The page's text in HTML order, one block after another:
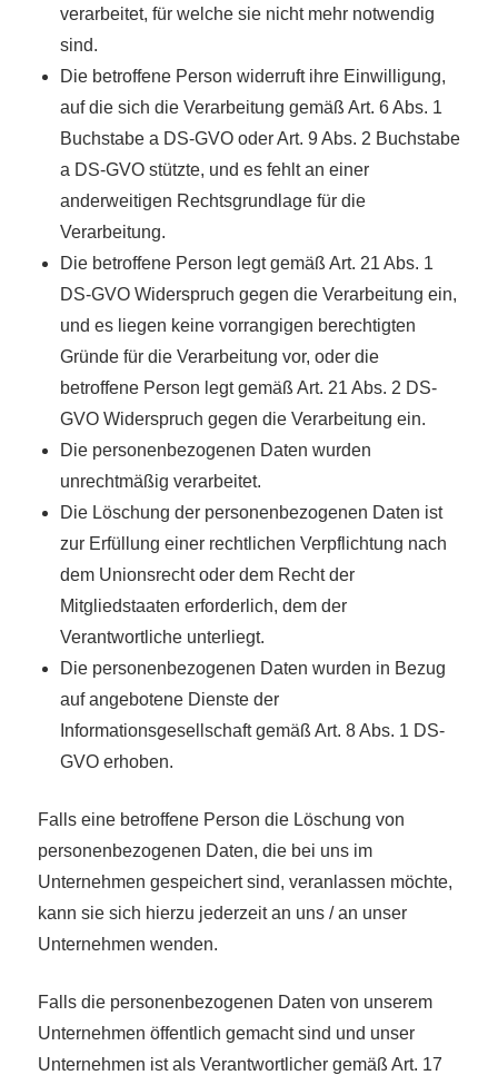
verarbeitet, für welche sie nicht mehr notwendig
sind.
Die betroffene Person widerruft ihre Einwilligung,
auf die sich die Verarbeitung gemäß Art. 6 Abs. 1
Buchstabe a DS-GVO oder Art. 9 Abs. 2 Buchstabe
a DS-GVO stützte, und es fehlt an einer
anderweitigen Rechtsgrundlage für die
Verarbeitung.
Die betroffene Person legt gemäß Art. 21 Abs. 1
DS-GVO Widerspruch gegen die Verarbeitung ein,
und es liegen keine vorrangigen berechtigten
Gründe für die Verarbeitung vor, oder die
betroffene Person legt gemäß Art. 21 Abs. 2 DS-
GVO Widerspruch gegen die Verarbeitung ein.
Die personenbezogenen Daten wurden
unrechtmäßig verarbeitet.
Die Löschung der personenbezogenen Daten ist
zur Erfüllung einer rechtlichen Verpflichtung nach
dem Unionsrecht oder dem Recht der
Mitgliedstaaten erforderlich, dem der
Verantwortliche unterliegt.
Die personenbezogenen Daten wurden in Bezug
auf angebotene Dienste der
Informationsgesellschaft gemäß Art. 8 Abs. 1 DS-
GVO erhoben.
Falls eine betroffene Person die Löschung von
personenbezogenen Daten, die bei uns im
Unternehmen gespeichert sind, veranlassen möchte,
kann sie sich hierzu jederzeit an uns / an unser
Unternehmen wenden.
Falls die personenbezogenen Daten von unserem
Unternehmen öffentlich gemacht sind und unser
Unternehmen ist als Verantwortlicher gemäß Art. 17